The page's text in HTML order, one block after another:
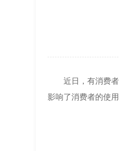
近日，有消费者
影响了消费者的使